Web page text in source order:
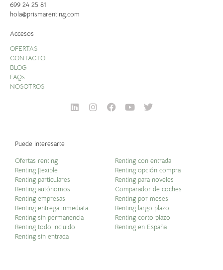
699 24 25 81
hola@prismarenting.com
Accesos
OFERTAS
CONTACTO
BLOG
FAQs
NOSOTROS
Puede interesarte
Ofertas renting
Renting flexible
Renting particulares
Renting autónomos
Renting empresas
Renting entrega inmediata
Renting sin permanencia
Renting todo incluido
Renting sin entrada
Renting con entrada
Renting opción compra
Renting para noveles
Comparador de coches
Renting por meses
Renting largo plazo
Renting corto plazo
Renting en España